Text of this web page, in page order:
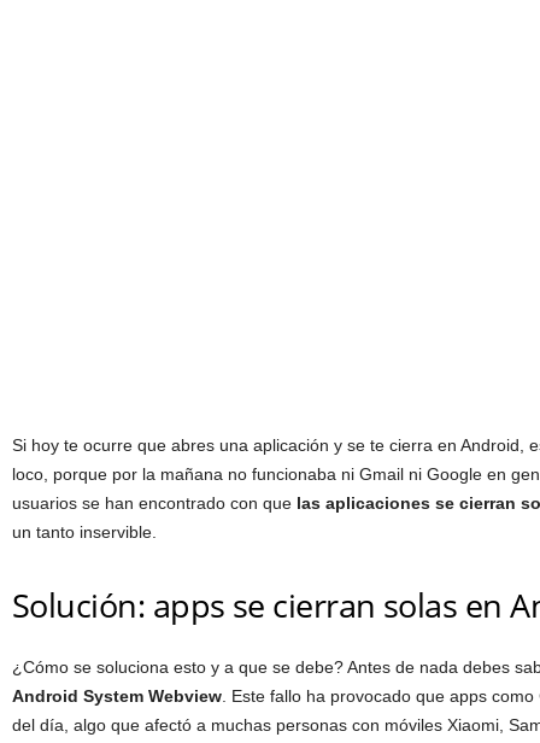
Si hoy te ocurre que abres una aplicación y se te cierra en Android,
loco, porque por la mañana no funcionaba ni Gmail ni Google en
usuarios se han encontrado con que las aplicaciones se cierran
un tanto inservible.
Solución: apps se cierran solas en
¿Cómo se soluciona esto y a que se debe? Antes de nada debes
Android System Webview . Este fallo ha provocado que apps
del día, algo que afectó a muchas personas con móviles Xiaomi,